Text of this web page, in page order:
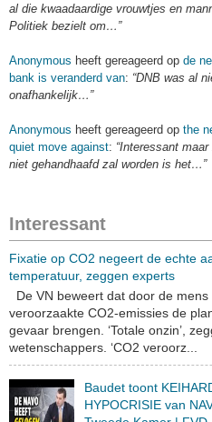
al die kwaadaardige vrouwtjes en
Politiek bezielt om…”
Anonymous heeft gereageerd op de
bank is veranderd van: “DNB was al
onafhankelijk…”
Anonymous heeft gereageerd op the
quiet move against: “Interessant
niet gehandhaafd zal worden is het…”
Interessant
Fixatie op CO2 negeert de echte
temperatuur, zeggen experts
De VN beweert dat door de mens
veroorzaakte CO2-emissies de
gevaar brengen. ‘Totale onzin’,
wetenschappers. ‘CO2 veroorz...
Baudet toont
HYPOCRISIE van